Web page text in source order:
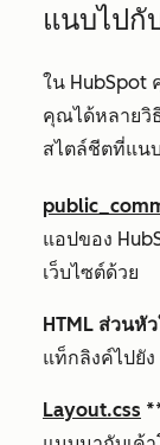
แนบไปกั
ใน HubSpot
คุณได้หลายวิ
สไตล์ชีตที่แน
แอปของ
เว็บไซต์ด้วย
HTML ส่วนหั
แท็กลิงค์ไปยัง
Layout.css